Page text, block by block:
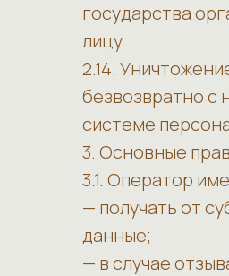
государства
лицу.
2.14.
безвозвратно с
системе
3. Основные
3.1. Оператор
— получать от
данные;
— в случае